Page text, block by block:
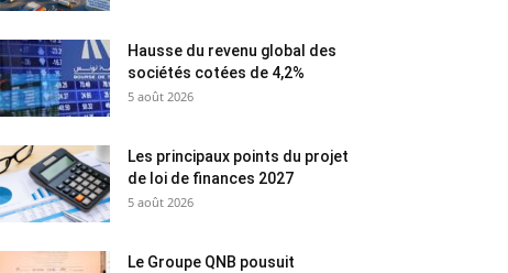
Hausse du revenu global des
sociétés cotées de 4,2%
5 août 2026
Les principaux points du projet
de loi de finances 2027
5 août 2026
Le Groupe QNB pousuit